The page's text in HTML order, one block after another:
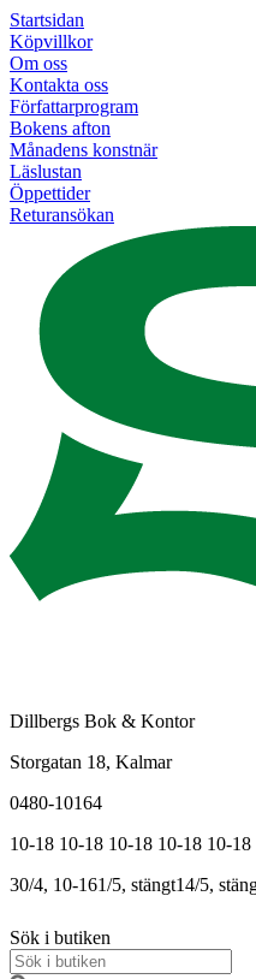
Startsidan
Köpvillkor
Om oss
Kontakta oss
Författarprogram
Bokens afton
Månadens konstnär
Läslustan
Öppettider
Returansökan
Dillbergs Bok & Kontor
Storgatan 18, Kalmar
0480-10164
10-18 10-18 10-18 10-18 10-18
30/4, 10-161/5, stängt14/5,
Sök i butiken